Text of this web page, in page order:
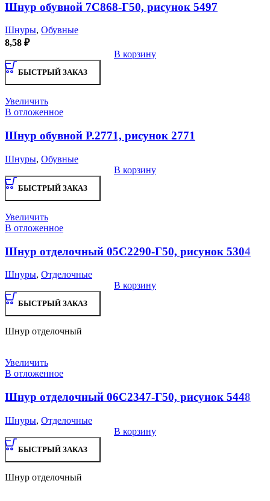
Шнур обувной 7С868-Г50, рисунок 5497
Шнуры, Обувные
8,58 ₽
В корзину
БЫСТРЫЙ ЗАКАЗ
Увеличить
В отложенное
Шнур обувной Р.2771, рисунок 2771
Шнуры, Обувные
В корзину
БЫСТРЫЙ ЗАКАЗ
Увеличить
В отложенное
Шнур отделочный 05С2290-Г50, рисунок 5304
Шнуры, Отделочные
В корзину
БЫСТРЫЙ ЗАКАЗ
Шнур отделочный
Увеличить
В отложенное
Шнур отделочный 06С2347-Г50, рисунок 5448
Шнуры, Отделочные
В корзину
БЫСТРЫЙ ЗАКАЗ
Шнур отделочный